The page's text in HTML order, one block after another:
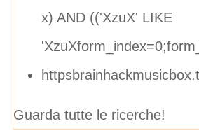
x) AND (('XzuX' LIKE
Guarda tutte le ricerche!